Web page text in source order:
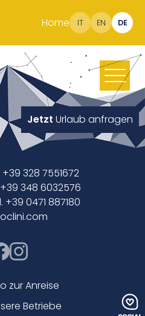
Home IT EN DE
Jetzt Urlaub anfragen
328 7551672
348 6032576
+39 0471 887180
zur Anreise
Betriebe